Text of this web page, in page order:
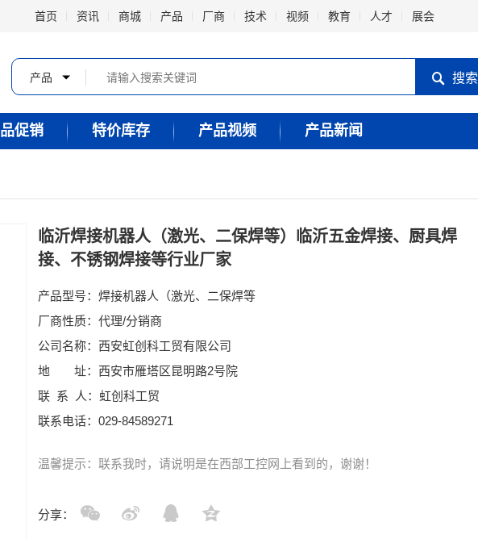
首页 资讯 商城 产品 厂商 技术 视频 教育 人才 展会
产品 搜索
促销 特价库存 产品视频 产品新闻
临沂焊接机器人（激光、二保焊等）临沂五金焊接、厨具焊
接、不锈钢焊接等行业厂家
产品型号：焊接机器人（激光、二保焊等
厂商性质：代理/分销商
公司名称：西安虹创科工贸有限公司
地 址：西安市雁塔区昆明路2号院
联 系 人：虹创科工贸
联系电话：029-84589271
温馨提示：联系我时，请说明是在西部工控网上看到的，谢谢！
分享：